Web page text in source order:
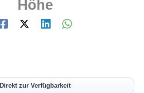
Höhe
Direkt zur Verfügbarkeit